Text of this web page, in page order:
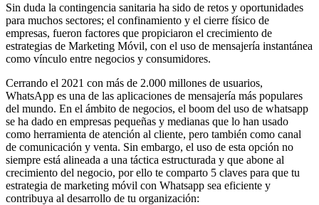
Sin duda la contingencia sanitaria ha sido de retos y oportunidades
para muchos sectores; el confinamiento y el cierre físico de
empresas, fueron factores que propiciaron el crecimiento de
estrategias de Marketing Móvil, con el uso de mensajería instantánea
como vínculo entre negocios y consumidores.
Cerrando el 2021 con más de 2.000 millones de usuarios,
WhatsApp es una de las aplicaciones de mensajería más populares
del mundo. En el ámbito de negocios, el boom del uso de whatsapp
se ha dado en empresas pequeñas y medianas que lo han usado
como herramienta de atención al cliente, pero también como canal
de comunicación y venta. Sin embargo, el uso de esta opción no
siempre está alineada a una táctica estructurada y que abone al
crecimiento del negocio, por ello te comparto 5 claves para que tu
estrategia de marketing móvil con Whatsapp sea eficiente y
contribuya al desarrollo de tu organización: